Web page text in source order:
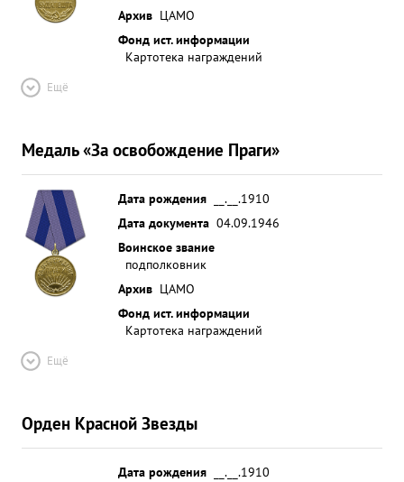
Архив ЦАМО
Фонд ист. информации
Картотека награждений
Ещё
Медаль «За освобождение Праги»
Дата рождения
__.__.1910
Дата документа 04.09.1946
Воинское звание
подполковник
Архив ЦАМО
Фонд ист. информации
Картотека награждений
Ещё
Орден Красной Звезды
Дата рождения
__.__.1910